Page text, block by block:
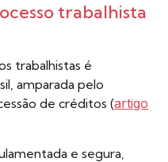
trabalhista
trabalhistas é
amparada pelo
de créditos (artigo
e segura,